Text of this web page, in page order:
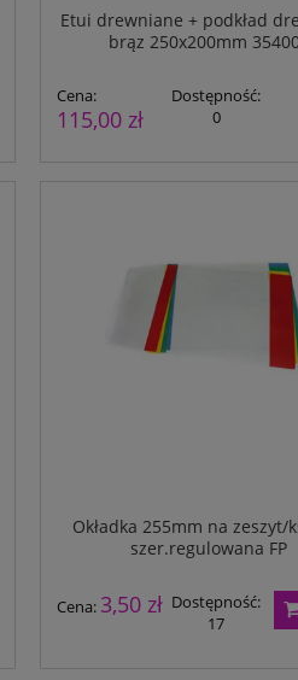
Etui drewniane + podkład
brąz 250x200mm
Cena:
115,00 zł
Dostępność:
0
Okładka 255mm na zeszyt/
szer.regulowana FP
Cena: 3,50 zł Dostępność:
17